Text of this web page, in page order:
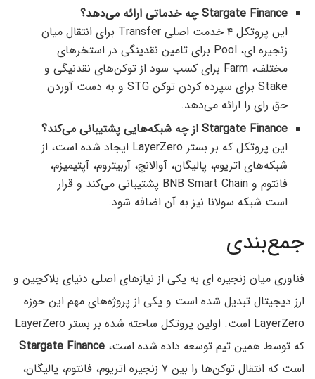
Stargate Finance چه خدماتی ارائه می‌دهد؟
این پروتکل ۴ خدمت اصلی Transfer برای انتقال میان
زنجیره ای، Pool برای تامین نقدینگی در استخرهای
مختلف، Farm برای کسب سود از توکن‌های نقدنیگی و
Stake برای سپرده کردن توکن STG و به دست آوردن
حق رای را ارائه می‌دهد.
Stargate Finance از چه شبکه‌هایی پشتیبانی می‌کند؟
این پروتکل که بر بستر LayerZero ایجاد شده است، از
شبکه‌‌های اتریوم، پالیگان، آوالانچ، آربیتروم،‌ آپتیمیزم،
فانتوم و BNB Smart Chain پشتیبانی می‌کند و قرار
است شبکه سولانا نیز به آن اضافه شود.
جمع‌بندی
فناوری میان زنجیره ای به یکی از نیازهای اصلی دنیای بلاکچین و
ارز دیجیتال تبدیل شده است و یکی از پروژه‌‌های مهم این حوزه
LayerZero است. اولین پروتکل ساخته شده بر بستر LayerZero
که توسط همین تیم توسعه داده شده است، Stargate Finance
است که انتقال توکن‌ها را بین ۷ زنجیره اتریوم، فانتوم، پالیگان،